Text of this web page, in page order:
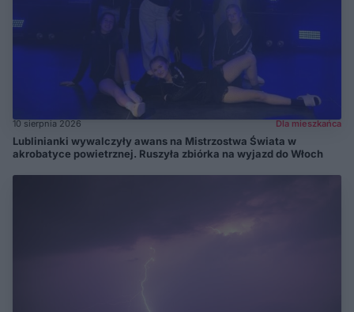
10 sierpnia 2026 Dla mieszkańca
Lublinianki wywalczyły awans na Mistrzostwa Świata w
akrobatyce powietrznej. Ruszyła zbiórka na wyjazd do Włoch